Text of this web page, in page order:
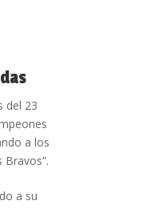
del 23
a los
Bravos”.
a su